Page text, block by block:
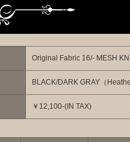
Original Fabric 16/- MESH
BLACK/DARK GRAY（
￥12,100-(IN TAX)